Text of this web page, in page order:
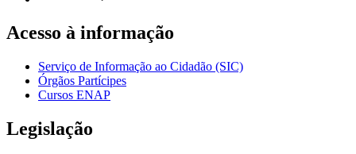
Acesso à informação
Serviço de Informação ao Cidadão (SIC)
Órgãos Partícipes
Cursos ENAP
Legislação